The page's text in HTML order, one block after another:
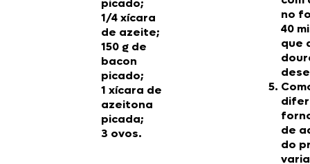
picado;
1/4 xícara
de azeite;
150 g de
bacon
picado;
1 xícara de
azeitona
picada;
3 ovos.
no
40
que
de
do